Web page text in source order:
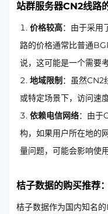
站群服务器CN2线路
价格较高：由于采用
路的价格通常比普通
说，这可能是一个需要
地域限制 ：虽然CN2
或特定场景下，访问速
依赖电信网络：由于
构，如果用户所在地的
量问题，可能会影响使用
桔子数据的购买推荐：
桔子数据作为国内知名